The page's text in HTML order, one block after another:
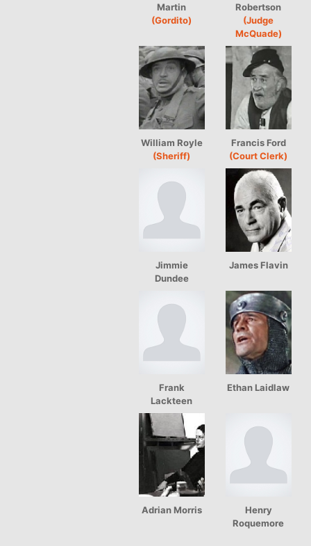
Martin
(Gordito)
Robertson
(Judge
McQuade)
William Royle
(Sheriff)
Francis Ford
(Court Clerk)
Jimmie
Dundee
James Flavin
Frank
Lackteen
Ethan Laidlaw
Adrian Morris
Henry
Roquemore